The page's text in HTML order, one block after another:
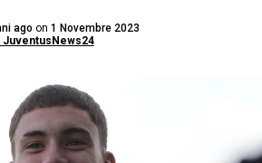
ago on 1 Novembre 2023
JuventusNews24